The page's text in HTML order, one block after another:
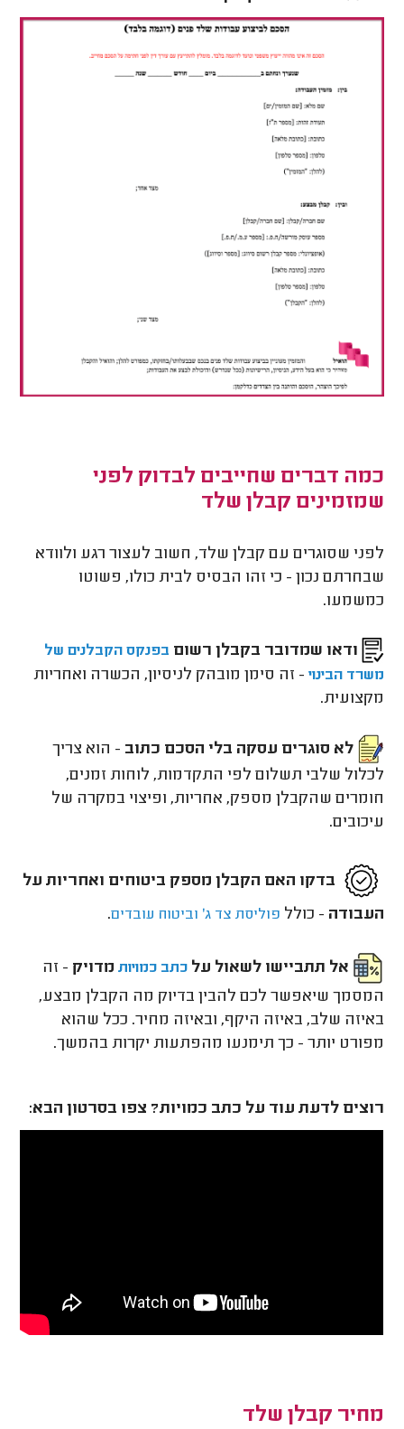
כמה דברים שחייבים לבדוק לפני
שמזמינים קבלן שלד
לפני שסוגרים עם קבלן שלד, חשוב לעצור רגע ולוודא
שבחרתם נכון - כי זהו הבסיס לבית כולו, פשוטו
כמשמעו.
ודאו שמדובר בקבלן רשום בפנקס הקבלנים של
משרד הבינוי - זה סימן מובהק לניסיון, הכשרה ואחריות
מקצועית.
לא סוגרים עסקה בלי הסכם כתוב - הוא צריך
לכלול שלבי תשלום לפי התקדמות, לוחות זמנים,
חומרים שהקבלן מספק, אחריות, ופיצוי במקרה של
עיכובים.
בדקו האם הקבלן מספק ביטוחים ואחריות על
העבודה - כולל פוליסת צד ג' וביטוח עובדים.
אל תתביישו לשאול עלכתב כמויות מדויק - זה
המסמך שיאפשר לכם להבין בדיוק מה הקבלן מבצע,
באיזה שלב, באיזה היקף, ובאיזה מחיר. ככל שהוא
מפורט יותר - כך תימנעו מהפתעות יקרות בהמשך.
רוצים לדעת עוד על כתב כמויות? צפו בסרטון הבא:
מחיר קבלן שלד